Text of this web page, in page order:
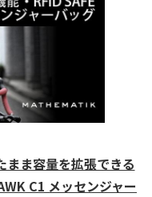
まま容量を拡張できる
C1 メッセンジャー